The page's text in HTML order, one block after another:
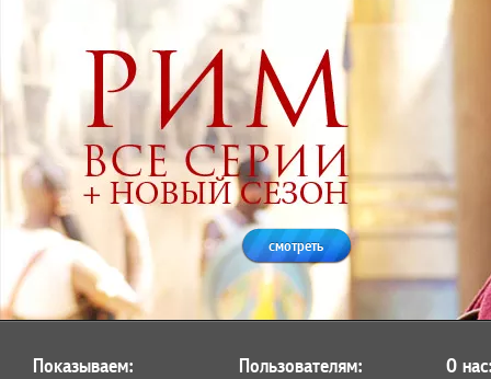
смотреть
Показываем: Пользователям: О